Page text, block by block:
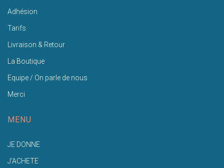
Adhésion
Tarifs
Livraison & Retour
La Boutique
Equipe / On parle de nous
Merci
MENU
JE DONNE
J'ACHETE